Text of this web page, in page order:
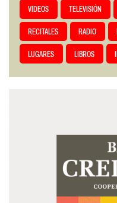
VIDEOS TELEVISIÓN
RECITALES RADIO
LUGARES LIBROS